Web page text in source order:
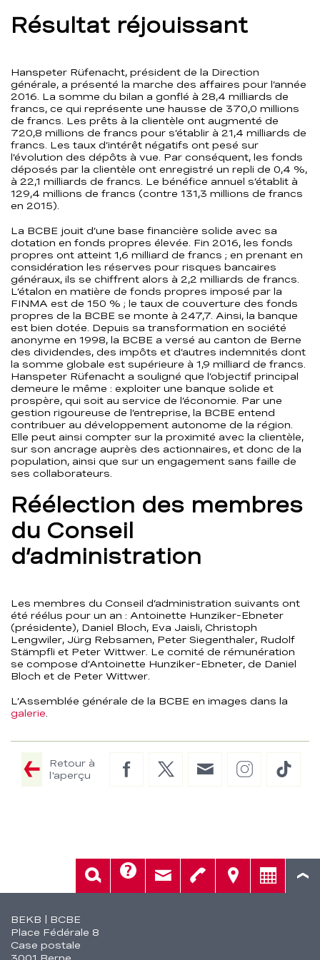
Résultat réjouissant
Hanspeter Rüfenacht, président de la Direction
générale, a présenté la marche des affaires pour l’année
2016. La somme du bilan a gonflé à 28,4 milliards de
francs, ce qui représente une hausse de 370,0 millions
de francs. Les prêts à la clientèle ont augmenté de
720,8 millions de francs pour s’établir à 21,4 milliards de
francs. Les taux d’intérêt négatifs ont pesé sur
l’évolution des dépôts à vue. Par conséquent, les fonds
déposés par la clientèle ont enregistré un repli de 0,4 %,
à 22,1 milliards de francs. Le bénéfice annuel s’établit à
129,4 millions de francs (contre 131,3 millions de francs
en 2015).
La BCBE jouit d’une base financière solide avec sa
dotation en fonds propres élevée. Fin 2016, les fonds
propres ont atteint 1,6 milliard de francs ; en prenant en
considération les réserves pour risques bancaires
généraux, ils se chiffrent alors à 2,2 milliards de francs.
L’étalon en matière de fonds propres imposé par la
FINMA est de 150 % ; le taux de couverture des fonds
propres de la BCBE se monte à 247,7. Ainsi, la banque
est bien dotée. Depuis sa transformation en société
anonyme en 1998, la BCBE a versé au canton de Berne
des dividendes, des impôts et d’autres indemnités dont
la somme globale est supérieure à 1,9 milliard de francs.
Hanspeter Rüfenacht a souligné que l’objectif principal
demeure le même : exploiter une banque solide et
prospère, qui soit au service de l’économie. Par une
gestion rigoureuse de l’entreprise, la BCBE entend
contribuer au développement autonome de la région.
Elle peut ainsi compter sur la proximité avec la clientèle,
sur son ancrage auprès des actionnaires, et donc de la
population, ainsi que sur un engagement sans faille de
ses collaborateurs.
Réélection des membres
du Conseil
d’administration
Les membres du Conseil d’administration suivants ont
été réélus pour un an : Antoinette Hunziker-Ebneter
(présidente), Daniel Bloch, Eva Jaisli, Christoph
Lengwiler, Jürg Rebsamen, Peter Siegenthaler, Rudolf
Stämpfli et Peter Wittwer. Le comité de rémunération
se compose d’Antoinette Hunziker-Ebneter, de Daniel
Bloch et de Peter Wittwer.
L’Assemblée générale de la BCBE en images dans la
galerie
Retour à
l'aperçu
FacebookTwitter
E-
Instagram
Fusszeile
BEKB | BCBE
Place Fédérale 8
Case postale
3001 Berne